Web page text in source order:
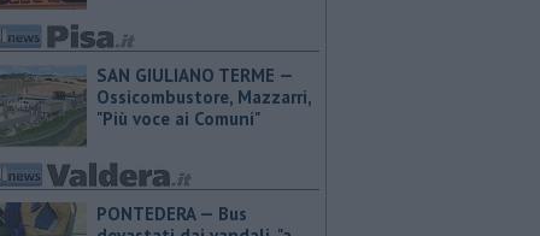
SAN GIULIANO TERME —
Ossicombustore, Mazzarri,
"Più voce ai Comuni"
PONTEDERA — Bus